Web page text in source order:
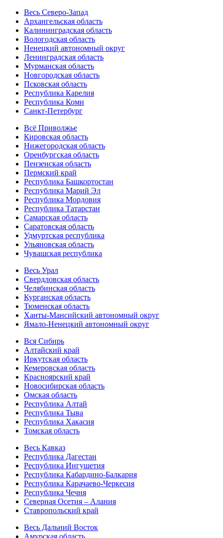
Весь Северо-Запад
Архангельская область
Калининградская область
Вологодская область
Ненецкий автономный округ
Ленинградская область
Мурманская область
Новгородская область
Псковская область
Республика Карелия
Республика Коми
Санкт-Петербург
Всё Приволжье
Кировская область
Нижегородская область
Оренбургская область
Пензенская область
Пермский край
Республика Башкортостан
Республика Марий Эл
Республика Мордовия
Республика Татарстан
Самарская область
Саратовская область
Удмуртская республика
Ульяновская область
Чувашская республика
Весь Урал
Свердловская область
Челябинская область
Курганская область
Тюменская область
Ханты-Мансийский автономный округ
Ямало-Ненецкий автономный округ
Вся Сибирь
Алтайский край
Иркутская область
Кемеровская область
Красноярский край
Новосибирская область
Омская область
Республика Алтай
Республика Тыва
Республика Хакасия
Томская область
Весь Кавказ
Республика Дагестан
Республика Ингушетия
Республика Кабардино-Балкария
Республика Карачаево-Черкесия
Республика Чечня
Северная Осетия – Алания
Ставропольский край
Весь Дальний Восток
Амурская область